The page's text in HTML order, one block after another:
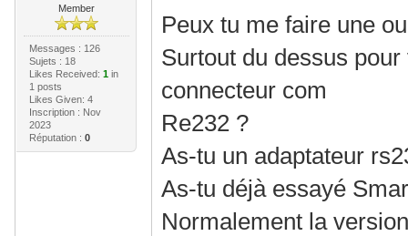
Member
Messages : 126
Sujets : 18
Likes Received: 1in
1 posts
Likes Given: 4
Inscription : Nov
2023
Réputation : 0
Peux tu me faire une
Surtout du dessus
connecteur com
Re232 ?
As-tu un adaptateur
As-tu déjà essayé
Normalement la